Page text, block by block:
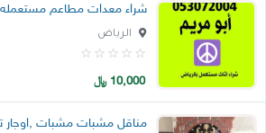
شراء معدات مطاعم مستعمله
الرياض
10,000 ﷼